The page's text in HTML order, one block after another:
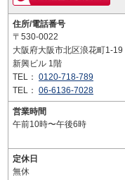
住所/電話番号
〒530-0022
大阪府大阪市北区浪花町1-19
新興ビル 1階
TEL： 0120-718-789
TEL： 06-6136-7028
営業時間
午前10時〜午後6時
定休日
無休